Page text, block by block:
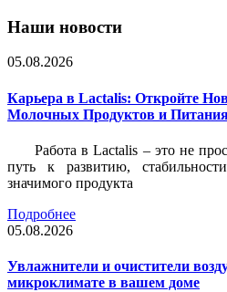
Наши новости
05.08.2026
Карьера в Lactalis: Откройте
Молочных Продуктов и
Работа в Lactalis – это не
путь к развитию,
значимого продукта
Подробнее
05.08.2026
Увлажнители и очистители
микроклимате в вашем доме